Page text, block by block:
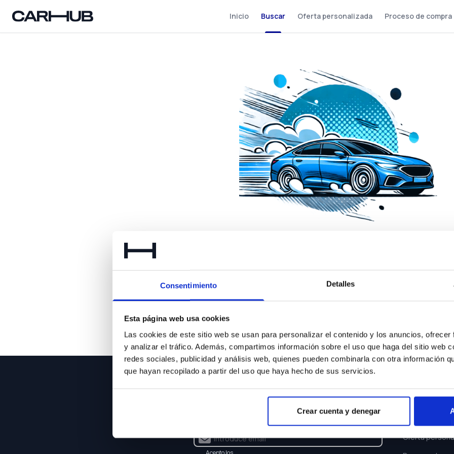
Consentimiento Detalles
Esta página web usa cookies
Las cookies de este sitio web se usan para personalizar el contenido y los anuncios,
y analizar el tráfico. Además, compartimos información sobre el uso que haga del sitio web
redes sociales, publicidad y análisis web, quienes pueden combinarla con otra información
que hayan recopilado a partir del uso que haya hecho de sus servicios.
Crear cuenta y denegar
Carhub Inicio Buscar Oferta personalizada Proceso de compra
Lo sentimos pero el coche que buscas ya no está
Suscríbete y recibe las últimas novedades y ofertas.
ENLACES
Oferta